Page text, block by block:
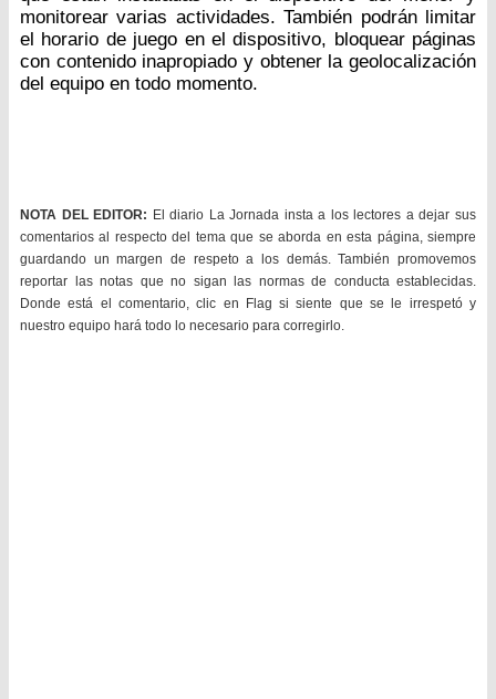
monitorear varias actividades. También podrán limitar
el horario de juego en el dispositivo, bloquear páginas
con contenido inapropiado y obtener la geolocalización
del equipo en todo momento.
NOTA DEL EDITOR: El diario La Jornada insta a los lectores a dejar sus
comentarios al respecto del tema que se aborda en esta página, siempre
guardando un margen de respeto a los demás. También promovemos
reportar las notas que no sigan las normas de conducta establecidas.
Donde está el comentario, clic en Flag si siente que se le irrespetó y
nuestro equipo hará todo lo necesario para corregirlo.